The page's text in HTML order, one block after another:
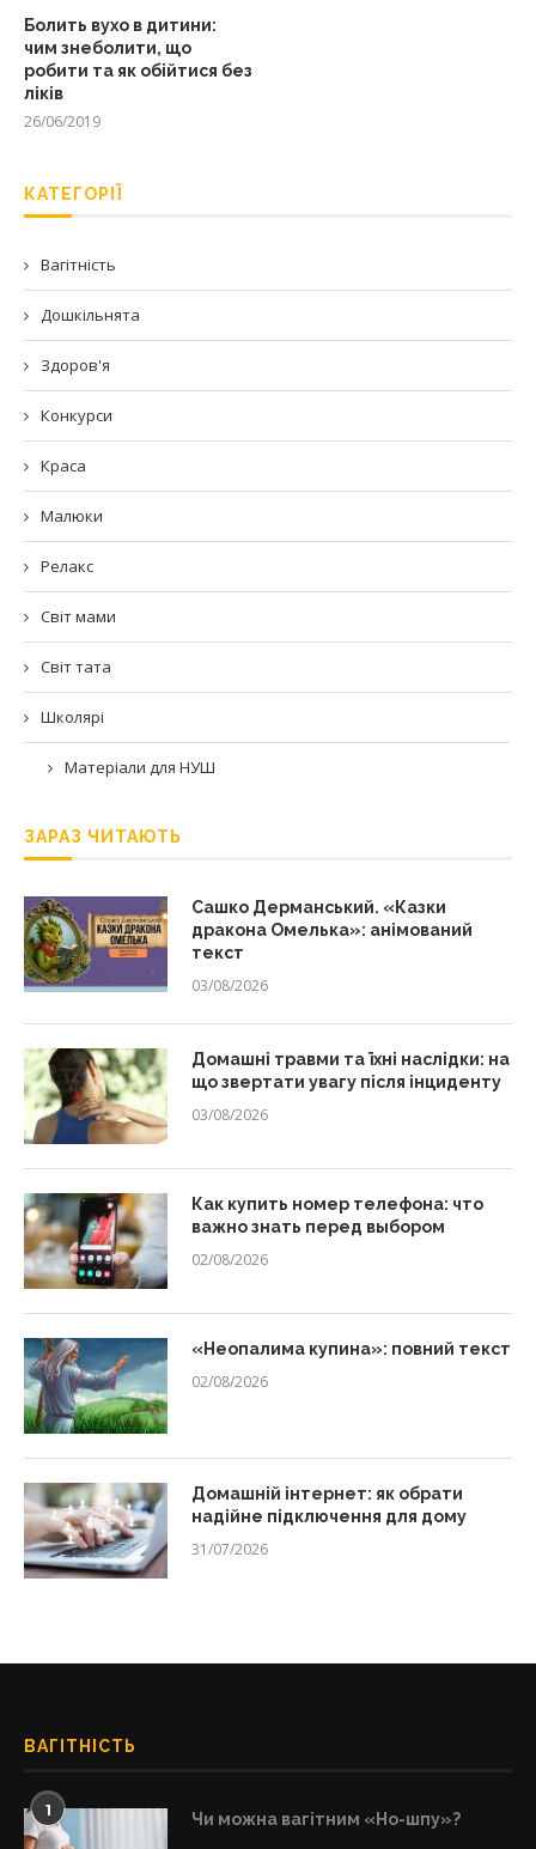
Болить вухо в дитини:
чим знеболити, що
робити та як обійтися без
ліків
26/06/2019
КАТЕГОРІЇ
Вагітність
Дошкільнята
Здоров'я
Конкурси
Краса
Малюки
Релакс
Світ мами
Світ тата
Школярі
Матеріали для НУШ
ЗАРАЗ ЧИТАЮТЬ
Сашко Дерманський. «Казки
дракона Омелька»: анімований
текст
03/08/2026
Домашні травми та їхні наслідки: на
що звертати увагу після інциденту
03/08/2026
Как купить номер телефона: что
важно знать перед выбором
02/08/2026
«Неопалима купина»: повний текст
02/08/2026
Домашній інтернет: як обрати
надійне підключення для дому
31/07/2026
ВАГІТНІСТЬ
1 Чи можна вагітним «Но-шпу»?